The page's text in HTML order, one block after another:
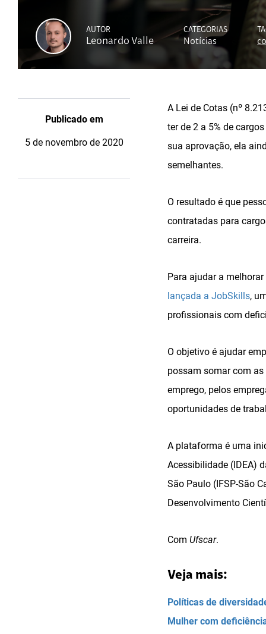
AUTOR
Leonardo Valle
CATEGORIAS
Notícias
Publicado em
5 de novembro de 2020
A Lei de Cotas (nº
ter de 2 a 5% de
sua aprovação, ela
semelhantes.
O resultado é que
contratadas para
carreira.
Para ajudar a
lançada a JobSkills,
profissionais com
O objetivo é ajudar
possam somar com
emprego, pelos
oportunidades de
A plataforma é uma
Acessibilidade (IDEA)
São Paulo (IFSP-São
Desenvolvimento
Com Ufscar.
Veja mais:
Políticas de
Mulher com